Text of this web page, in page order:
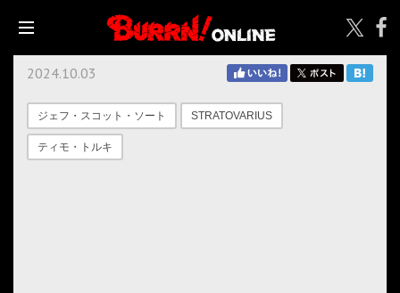
2024.10.03
ジェフ・スコット・ソート STRATOVARIUS
ティモ・トルキ